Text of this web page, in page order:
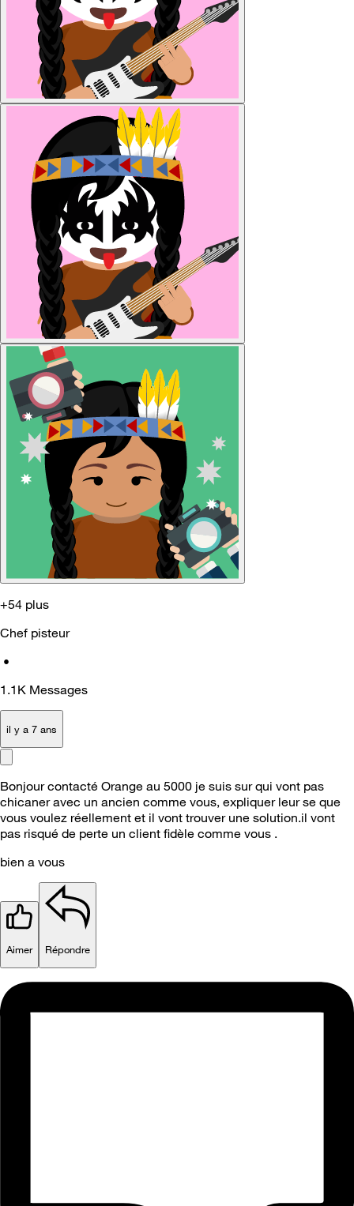
+54 plus
Chef pisteur
•
1.1K Messages
il y a 7 ans
Bonjour contacté Orange au 5000 je suis sur qui vont pas
chicaner avec un ancien comme vous, expliquer leur se que
vous voulez réellement et il vont trouver une solution.il vont
pas risqué de perte un client fidèle comme vous .
bien a vous
Aimer Répondre